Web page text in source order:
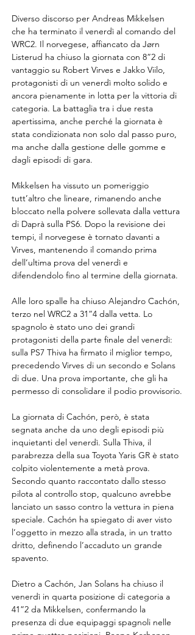
Diverso discorso per Andreas Mikkelsen
che ha terminato il venerdì al comando del
WRC2. Il norvegese, affiancato da Jørn
Listerud ha chiuso la giornata con 8”2 di
vantaggio su Robert Virves e Jakko Viilo,
protagonisti di un venerdì molto solido e
ancora pienamente in lotta per la vittoria di
categoria. La battaglia tra i due resta
apertissima, anche perché la giornata è
stata condizionata non solo dal passo puro,
ma anche dalla gestione delle gomme e
dagli episodi di gara.
Mikkelsen ha vissuto un pomeriggio
tutt’altro che lineare, rimanendo anche
bloccato nella polvere sollevata dalla vettura
di Daprà sulla PS6. Dopo la revisione dei
tempi, il norvegese è tornato davanti a
Virves, mantenendo il comando prima
dell’ultima prova del venerdì e
difendendolo fino al termine della giornata.
Alle loro spalle ha chiuso Alejandro Cachón,
terzo nel WRC2 a 31”4 dalla vetta. Lo
spagnolo è stato uno dei grandi
protagonisti della parte finale del venerdì:
sulla PS7 Thiva ha firmato il miglior tempo,
precedendo Virves di un secondo e Solans
di due. Una prova importante, che gli ha
permesso di consolidare il podio provvisorio.
La giornata di Cachón, però, è stata
segnata anche da uno degli episodi più
inquietanti del venerdì. Sulla Thiva, il
parabrezza della sua Toyota Yaris GR è stato
colpito violentemente a metà prova.
Secondo quanto raccontato dallo stesso
pilota al controllo stop, qualcuno avrebbe
lanciato un sasso contro la vettura in piena
speciale. Cachón ha spiegato di aver visto
l’oggetto in mezzo alla strada, in un tratto
dritto, definendo l’accaduto un grande
spavento.
Dietro a Cachón, Jan Solans ha chiuso il
venerdì in quarta posizione di categoria a
41”2 da Mikkelsen, confermando la
presenza di due equipaggi spagnoli nelle